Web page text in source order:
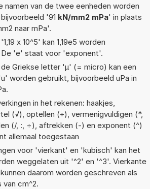
namen van de twee eenheden worden
'91 kN/mm2 mPa' in plaats
naar mPa'.
x 10^5' kan 1,19e5 worden
'e' staat voor 'exponent'.
de Griekse letter 'µ' (= micro) kan een
worden gebruikt, bijvoorbeeld uPa in
in het rekenen: haakjes,
(√), optellen (+), vermenigvuldigen (*,
(/, :, ÷), aftrekken (-) en exponent (^)
allemaal toegestaan
voor 'vierkant' en 'kubisch' kan het
weggelaten uit '^2' en '^3'. Vierkante
daarom worden geschreven als
van cm^2.